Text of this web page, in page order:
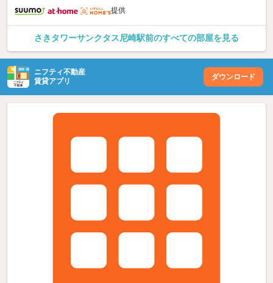
提供
さきタワーサンクタス尼崎駅前のすべての部屋を見る
ニフティ不動産
賃貸アプリ
ダウンロード